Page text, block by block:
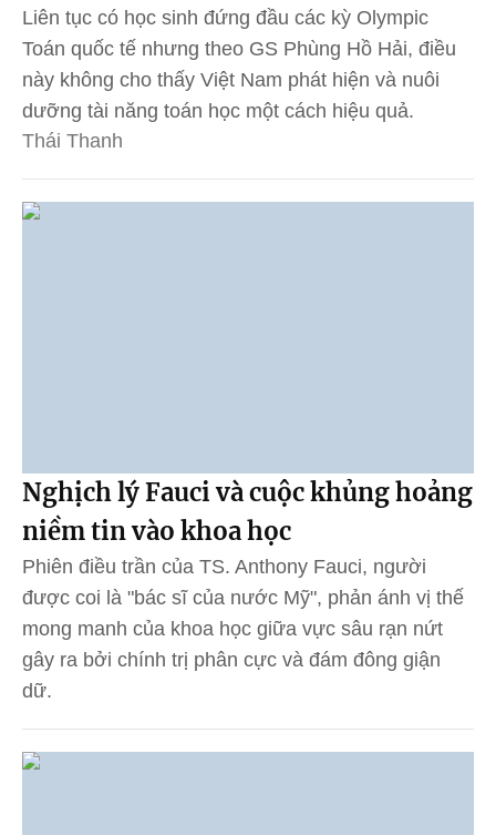
Liên tục có học sinh đứng đầu các kỳ Olympic
Toán quốc tế nhưng theo GS Phùng Hồ Hải, điều
này không cho thấy Việt Nam phát hiện và nuôi
dưỡng tài năng toán học một cách hiệu quả.
Thái Thanh
Nghịch lý Fauci và cuộc khủng hoảng
niềm tin vào khoa học
Phiên điều trần của TS. Anthony Fauci, người
được coi là "bác sĩ của nước Mỹ", phản ánh vị thế
mong manh của khoa học giữa vực sâu rạn nứt
gây ra bởi chính trị phân cực và đám đông giận
dữ.